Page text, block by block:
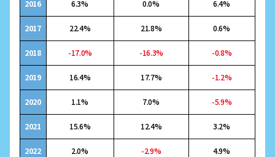
2016
2017
2018
2019
2020
2021
2022
6.3%
22.4%
-17.0%
16.4%
1.1%
15.6%
2.0%
0.0%
21.8%
-16.3%
17.7%
7.0%
12.4%
-2.9%
6.4%
0.6%
-0.8%
-1.2%
-5.9%
3.2%
4.9%